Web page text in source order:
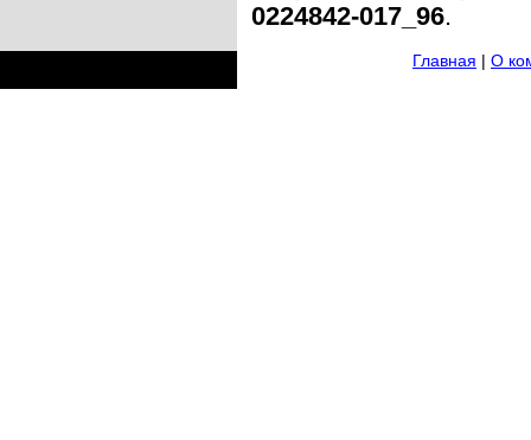
0224842-017_96.
Главная | О